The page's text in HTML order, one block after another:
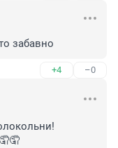
забавно
+4 –0